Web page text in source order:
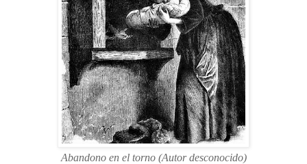
Abandono en el torno (Autor desconocido)